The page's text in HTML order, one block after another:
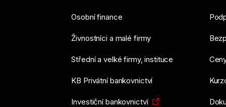
Osobní finance
Živnostníci a malé firmy
Střední a velké firmy, instituce
KB Privátní bankovnictví
Investiční bankovnictví